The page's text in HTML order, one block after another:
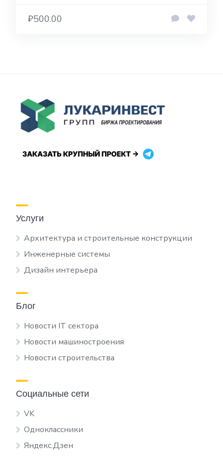
₽500.00
Услуги
Архитектура и строительные конструкции
Инженерные системы
Дизайн интерьера
Блог
Новости IT сектора
Новости машиностроения
Новости строительства
Социальные сети
VK
Одноклассники
Яндекс.Дзен